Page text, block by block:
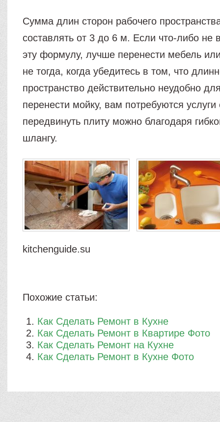
Сумма длин сторон рабочего
составлять от 3 до 6 м. Если что-либо не
эту формулу, лучше перенести мебель
не тогда, когда убедитесь в том, что
пространство действительно неудобно
перенести мойку, вам потребуются услуги
передвинуть плиту можно благодаря
шлангу.
kitchenguide.su
Похожие статьи:
Как Сделать Ремонт в Кухне
Как Сделать Ремонт в Квартире Фото
Как Сделать Ремонт на Кухне
Как Сделать Ремонт в Кухне Фото